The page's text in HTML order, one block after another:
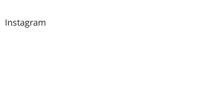
Instagram